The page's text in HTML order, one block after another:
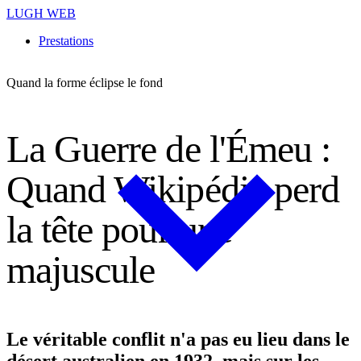
LUGH WEB
Prestations
Quand la forme éclipse le fond
La Guerre de l'Émeu :
QuandWikipédia perd
la tête pour une
majuscule
Le véritable conflit n'a pas eu lieu dans le